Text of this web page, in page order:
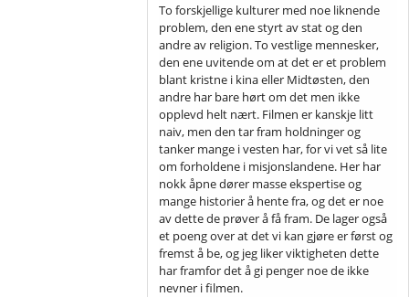
To forskjellige kulturer med noe liknende
problem, den ene styrt av stat og den
andre av religion. To vestlige mennesker,
den ene uvitende om at det er et problem
blant kristne i kina eller Midtøsten, den
andre har bare hørt om det men ikke
opplevd helt nært. Filmen er kanskje litt
naiv, men den tar fram holdninger og
tanker mange i vesten har, for vi vet så lite
om forholdene i misjonslandene. Her har
nokk åpne dører masse ekspertise og
mange historier å hente fra, og det er noe
av dette de prøver å få fram. De lager også
et poeng over at det vi kan gjøre er først og
fremst å be, og jeg liker viktigheten dette
har framfor det å gi penger noe de ikke
nevner i filmen.